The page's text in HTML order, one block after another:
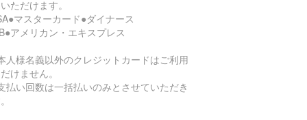
ただけます。
マスターカード●ダイナース
アメリカン・エキスプレス
人様名義以外のクレジットカードはご利用
けません。
払い回数は一括払いのみとさせていただき